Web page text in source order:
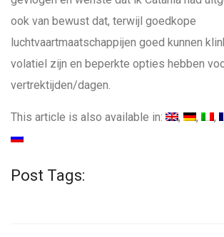
ook van bewust dat, terwijl goedkope
luchtvaartmaatschappijen goed kunnen
volatiel zijn en beperkte opties hebben
vertrektijden/dagen.
This article is also available in:
Post Tags: